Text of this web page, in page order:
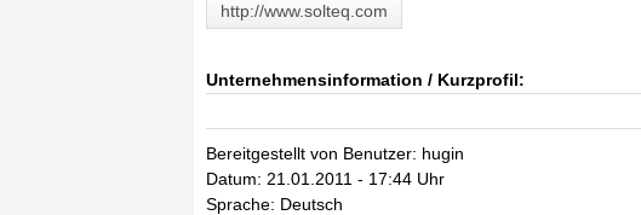
http://www.solteq.com
Unternehmensinformation / Kurzprofil:
Bereitgestellt von Benutzer: hugin
Datum: 21.01.2011 - 17:44 Uhr
Sprache: Deutsch